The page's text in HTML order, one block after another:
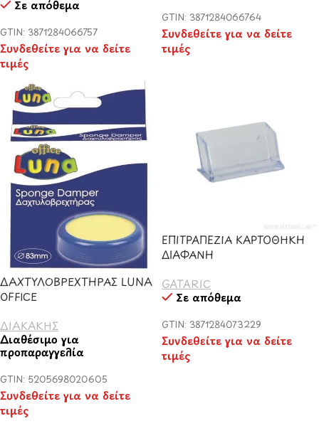
Σε απόθεμα
GTIN: 3871284066757
Συνδεθείτε για να δείτε
τιμές
GTIN: 3871284066764
Συνδεθείτε για να δείτε
τιμές
ΔΑΧΤΥΛΟΒΡEΧΤΗΡΑΣ LUNA
OFFICE
ΔΙΑΚΑΚΗΣ
Διαθέσιμο για
προπαραγγελία
GTIN: 5205698020605
Συνδεθείτε για να δείτε
τιμές
ΕΠΙΤΡΑΠΕΖΙΑ ΚΑΡΤΟΘΗΚΗ
ΔΙΑΦΑΝΗ
GATARIC
Σε απόθεμα
GTIN: 3871284073229
Συνδεθείτε για να δείτε
τιμές